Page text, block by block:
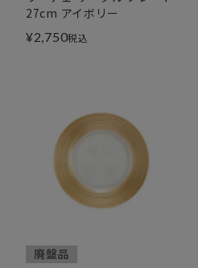
27cm アイボリー
¥2,750税込
廃盤品